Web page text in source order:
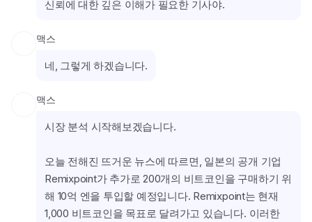
신뢰에 대한 깊은 이해가 필요한 기사야.
맥스
네, 그렇게 하겠습니다.
맥스
시장 분석 시작해보겠습니다.
오늘 전해진 뜨거운 뉴스에 따르면, 일본의 공개 기업
Remixpoint가 추가로 200개의 비트코인을 구매하기 위
해 10억 엔을 투입할 예정입니다. Remixpoint는 현재
1,000 비트코인을 목표로 달려가고 있습니다. 이러한